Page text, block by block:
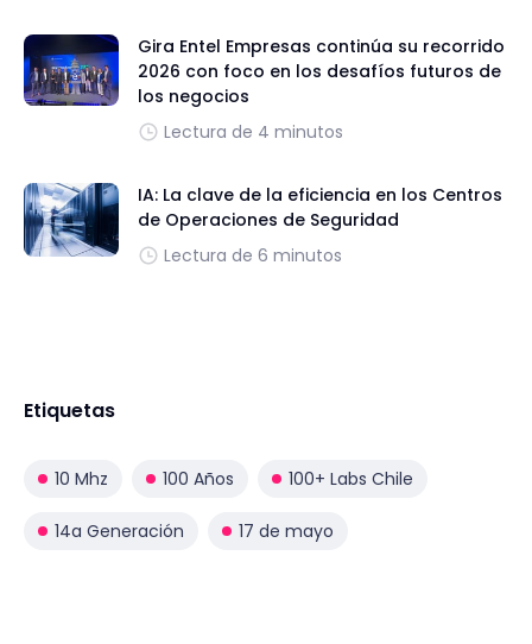
Gira Entel Empresas continúa su recorrido
2026 con foco en los desafíos futuros de
los negocios
Lectura de 4 minutos
IA: La clave de la eficiencia en los Centros
de Operaciones de Seguridad
Lectura de 6 minutos
Etiquetas
10 Mhz 100 Años 100+ Labs Chile
14a Generación 17 de mayo